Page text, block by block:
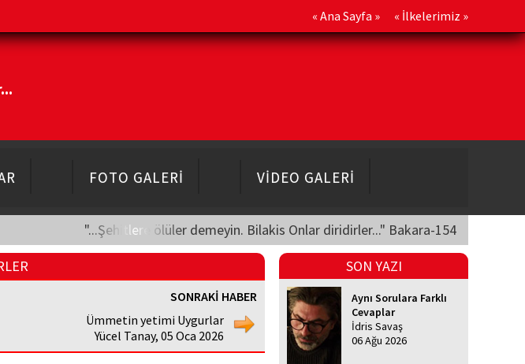
« Ana Sayfa » « İlkelerimiz »
FOTO GALERİ VİDEO GALERİ
"...Şehitlere ölüler demeyin. Bilakis Onlar diridirler..." Bakara-154
SONRAKİ HABER
Ümmetin yetimi Uygurlar
Yücel Tanay, 05 Oca 2026
SON YAZI
Aynı Sorulara Farklı
Cevaplar
İdris Savaş
06 Ağu 2026